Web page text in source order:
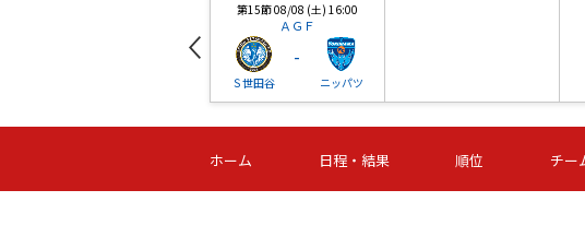
第15節 08/08 (土) 16:00
ＡＧＦ
Ｓ世田谷
-
ニッパツ
-
第16節 09/05 (土) 15:00
ニッパツ
-
第16節 09/05 (土) 15:00
石人の星
-
試合結果 次節
ホーム 日程・結果 順位 チー